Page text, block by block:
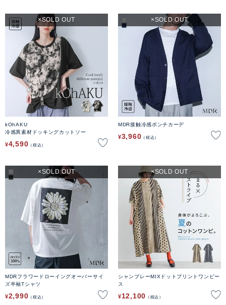
kOhAKU
冷感異素材ドッキングカットソー
¥4,590 税込
SOLD OUT
MDR接触冷感ポンチカーデ
¥3,960 税込
SOLD OUT
MDRフラワードローイングオーバーサイ
ズ半袖Tシャツ
¥2,990 税込
SOLD OUT
シャンブレーMIXドットプリントワンピー
ス
¥12,100 税込
SOLD OUT